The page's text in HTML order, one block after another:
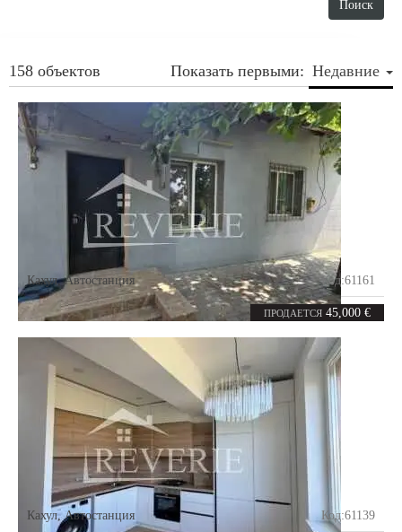
158 объектов Показать первыми: Недавние
ПРОДАЕТСЯ 45,000 €
Кахул,Автостанция Код:61161
2комнаты 39.2 m²
Кахул,Автостанция Код:61139